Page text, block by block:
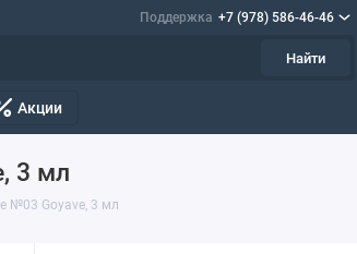
Поддержка +7 (978) 586-46-46
Найти
Акции
3 мл
№03 Goyave, 3 мл